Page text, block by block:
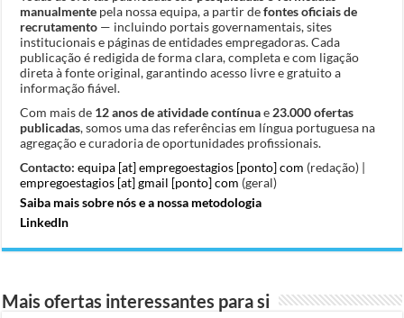
manualmente pela nossa equipa, a partir defontes oficiais de
recrutamento — incluindo portais governamentais, sites
institucionais e páginas de entidades empregadoras. Cada
publicação é redigida de forma clara, completa e com ligação
direta à fonte original, garantindo acesso livre e gratuito a
informação fiável.
Com mais de 12 anos de atividade contínuae 23.000 ofertas
publicadas, somos uma das referências em língua portuguesa na
agregação e curadoria de oportunidades profissionais.
Contacto: equipa [at] empregoestagios [ponto] com (redação) |
empregoestagios [at] gmail [ponto] com (geral)
Saiba mais sobre nós e a nossa metodologia
LinkedIn
Mais ofertas interessantes para si